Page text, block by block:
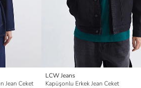
Jean Ceket
LCW Jeans
Kapüşonlu Erkek Jean Ceket